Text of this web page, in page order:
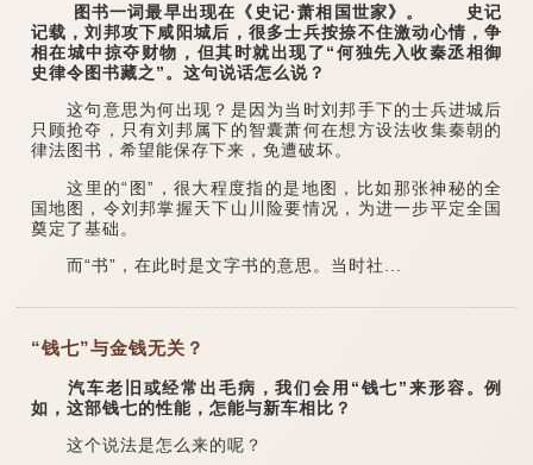
图书一词最早出现在《史记·萧相国世家》。 史记
记载，刘邦攻下咸阳城后，很多士兵按捺不住激动心情，争
相在城中掠夺财物，但其时就出现了“何独先入收秦丞相御
史律令图书藏之”。这句说话怎么说？
这句意思为何出现？是因为当时刘邦手下的士兵进城后
只顾抢夺，只有刘邦属下的智囊萧何在想方设法收集秦朝的
律法图书，希望能保存下来，免遭破坏。
这里的“图”，很大程度指的是地图，比如那张神秘的全
国地图，令刘邦掌握天下山川险要情况，为进一步平定全国
奠定了基础。
而“书”，在此时是文字书的意思。当时社...
“钱七”与金钱无关？
汽车老旧或经常出毛病，我们会用“钱七”来形容。例
如，这部钱七的性能，怎能与新车相比？
这个说法是怎么来的呢？